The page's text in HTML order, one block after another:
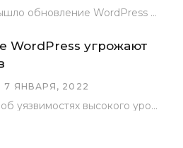
30 августа 2022 года вышло обновление WordPress под номером 6.0.2 . Эта версия доступна для скачивания с сайта wordpress.org…
WordPress угрожают
7 ЯНВАРЯ, 2022
В WordPress объявили об уязвимостях высокого уровня, найденных основной командой разработчиков. В сообщении говорится, что…